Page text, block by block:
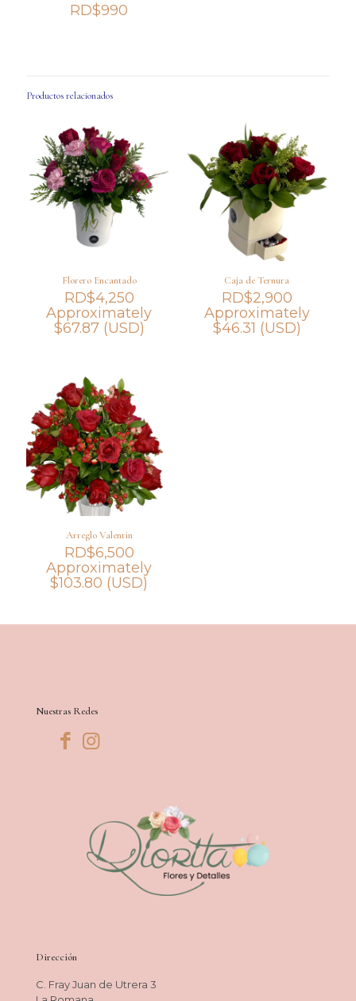
RD$990
Productos relacionados
Florero Encantado
RD$4,250
Approximately
$67.87(USD)
Caja de Ternura
RD$2,900
Approximately
$46.31 (USD)
Arreglo Valentin
RD$6,500
Approximately
$103.80 (USD)
Nuestras Redes
Dirección
C. Fray Juan de Utrera 3